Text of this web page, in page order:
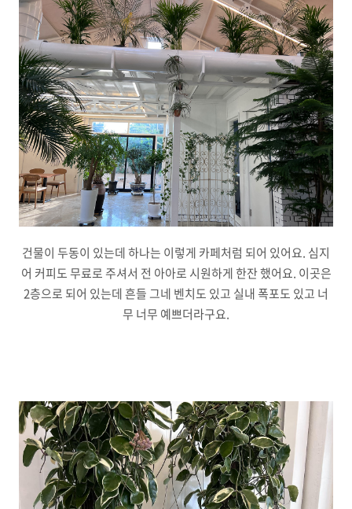
건물이 두동이 있는데 하나는 이렇게 카페처럼 되어 있어요. 심지
어 커피도 무료로 주셔서 전 아아로 시원하게 한잔 했어요. 이곳은
2층으로 되어 있는데 흔들 그네 벤치도 있고 실내 폭포도 있고 너
무 너무 예쁘더라구요.